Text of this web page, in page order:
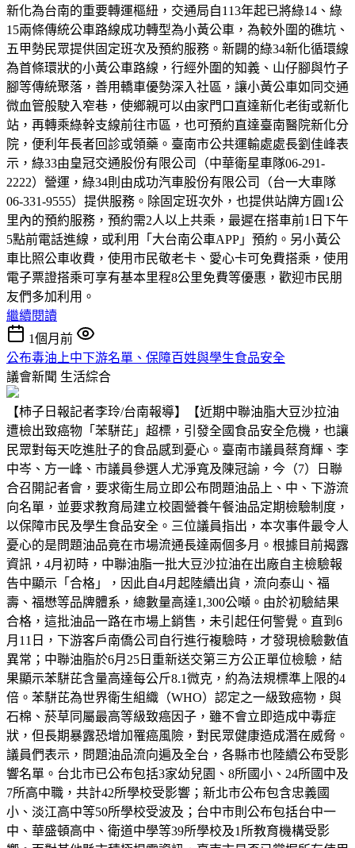
新化為台南的重要轉運樞紐，交通局自113年起已將綠14、綠
15兩條傳統公車路線成功轉型為小黃公車，為較外圍的礁坑、
五甲勢民眾提供固定班次及預約服務。新闢的綠34新化循環線
為首條環狀的小黃公車路線，行經外圍的知義、山仔腳與竹子
腳等傳統聚落，善用轎車優勢深入社區，讓小黃公車如同交通
微血管般駛入窄巷，使鄉親可以由家門口直達新化老街或新化
站，再轉乘綠幹支線前往市區，也可預約直達臺南醫院新化分
院，便利年長者回診或領藥。臺南市公共運輸處處長劉佳峰表
示，綠33由皇冠交通股份有限公司（中華衛星車隊06-291-
2222）營運，綠34則由成功汽車股份有限公司（台一大車隊
06-331-9555）提供服務。除固定班次外，也提供站牌方圓1公
里內的預約服務，預約需2人以上共乘，最遲在搭車前1日下午
5點前電話進線，或利用「大台南公車APP」預約。另小黃公
車比照公車收費，使用市民敬老卡、愛心卡可免費搭乘，使用
電子票證搭乘可享有基本里程8公里免費等優惠，歡迎市民朋
友們多加利用。
繼續閱讀
1個月前
公布毒油上中下游名單、保障百姓與學生食品安全
議會新聞 生活綜合
【柿子日報記者李玲/台南報導】【近期中聯油脂大豆沙拉油
遭檢出致癌物「苯駢芘」超標，引發全國食品安全危機，也讓
民眾對每天吃進肚子的食品感到憂心。臺南市議員蔡育輝、李
中岑、方一峰、市議員參選人尤淨寬及陳冠諭，今（7）日聯
合召開記者會，要求衛生局立即公布問題油品上、中、下游流
向名單，並要求教育局建立校園營養午餐油品定期檢驗制度，
以保障市民及學生食品安全。三位議員指出，本次事件最令人
憂心的是問題油品竟在市場流通長達兩個多月。根據目前揭露
資訊，4月初時，中聯油脂一批大豆沙拉油在出廠自主檢驗報
告中顯示「合格」，因此自4月起陸續出貨，流向泰山、福
壽、福懋等品牌體系，總數量高達1,300公噸。由於初驗結果
合格，這批油品一路在市場上銷售，未引起任何警覺。直到6
月11日，下游客戶南僑公司自行進行複驗時，才發現檢驗數值
異常；中聯油脂於6月25日重新送交第三方公正單位檢驗，結
果顯示苯駢芘含量高達每公斤8.1微克，約為法規標準上限的4
倍。苯駢芘為世界衛生組織（WHO）認定之一級致癌物，與
石棉、菸草同屬最高等級致癌因子，雖不會立即造成中毒症
狀，但長期暴露恐增加罹癌風險，對民眾健康造成潛在威脅。
議員們表示，問題油品流向遍及全台，各縣市也陸續公布受影
響名單。台北市已公布包括3家幼兒園、8所國小、24所國中及
7所高中職，共計42所學校受影響；新北市公布包含忠義國
小、淡江高中等50所學校受波及；台中市則公布包括台中一
中、華盛頓高中、衛道中學等39所學校及1所教育機構受影